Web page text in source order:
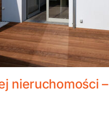
nieruchomości –